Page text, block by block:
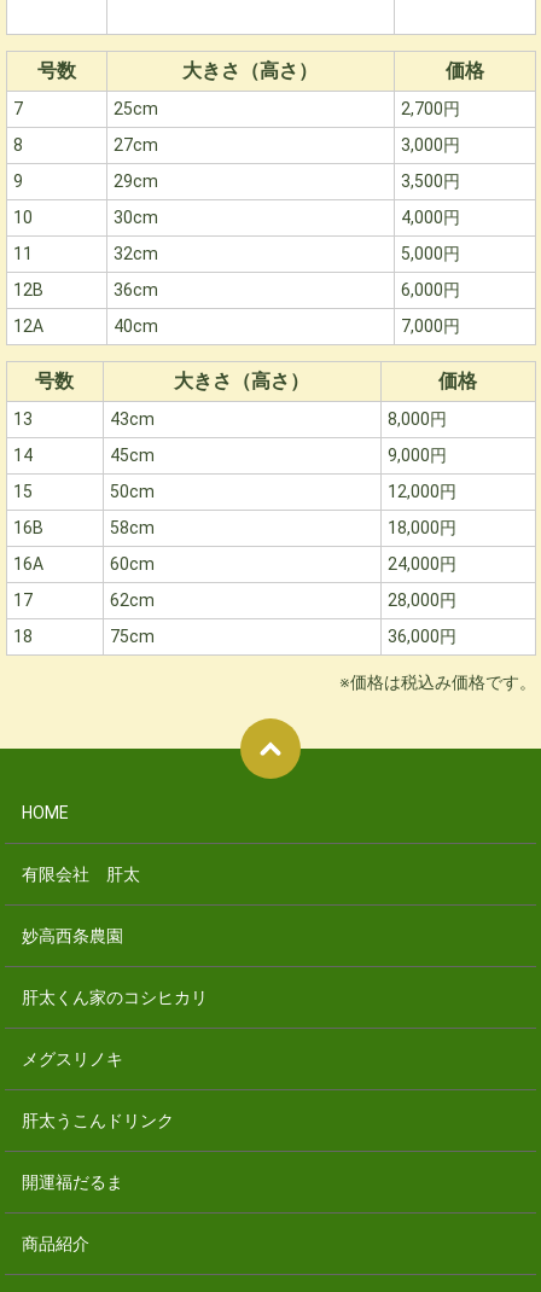
号数 大きさ（高さ） 価格
7 25cm
2,700円
8
27cm
3,000円
9
29cm
3,500円
10
30cm
4,000円
11
32cm
5,000円
12B
36cm
6,000円
12A
40cm 7,000円
号数 大きさ（高さ） 価格
13 43cm
8,000円
14
45cm
9,000円
15
50cm
12,000円
16B
58cm
18,000円
16A
60cm
24,000円
17
62cm
28,000円
18
75cm 36,000円
※価格は税込み価格です。
HOME
有限会社 肝太
妙高西条農園
肝太くん家のコシヒカリ
メグスリノキ
肝太うこんドリンク
開運福だるま
商品紹介